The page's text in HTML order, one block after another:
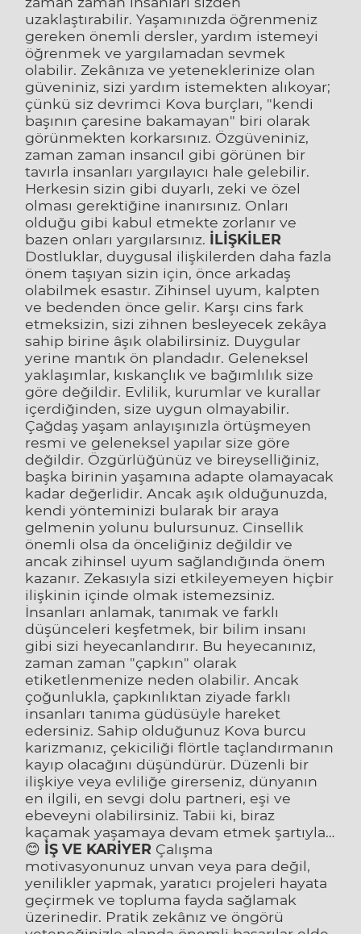
uzaklaştırabilir. Yaşamınızda öğrenmeniz
gereken önemli dersler, yardım istemeyi
öğrenmek ve yargılamadan sevmek
olabilir. Zekânıza ve yeteneklerinize olan
güveniniz, sizi yardım istemekten alıkoyar;
çünkü siz devrimci Kova burçları, "kendi
başının çaresine bakamayan" biri olarak
görünmekten korkarsınız. Özgüveniniz,
zaman zaman insancıl gibi görünen bir
tavırla insanları yargılayıcı hale gelebilir.
Herkesin sizin gibi duyarlı, zeki ve özel
olması gerektiğine inanırsınız. Onları
olduğu gibi kabul etmekte zorlanır ve
bazen onları yargılarsınız. İLİŞKİLER
Dostluklar, duygusal ilişkilerden daha fazla
önem taşıyan sizin için, önce arkadaş
olabilmek esastır. Zihinsel uyum, kalpten
ve bedenden önce gelir. Karşı cins fark
etmeksizin, sizi zihnen besleyecek zekâya
sahip birine âşık olabilirsiniz. Duygular
yerine mantık ön plandadır. Geleneksel
yaklaşımlar, kıskançlık ve bağımlılık size
göre değildir. Evlilik, kurumlar ve kurallar
içerdiğinden, size uygun olmayabilir.
Çağdaş yaşam anlayışınızla örtüşmeyen
resmi ve geleneksel yapılar size göre
değildir. Özgürlüğünüz ve bireyselliğiniz,
başka birinin yaşamına adapte olamayacak
kadar değerlidir. Ancak aşık olduğunuzda,
kendi yönteminizi bularak bir araya
gelmenin yolunu bulursunuz. Cinsellik
önemli olsa da önceliğiniz değildir ve
ancak zihinsel uyum sağlandığında önem
kazanır. Zekasıyla sizi etkileyemeyen hiçbir
ilişkinin içinde olmak istemezsiniz.
İnsanları anlamak, tanımak ve farklı
düşünceleri keşfetmek, bir bilim insanı
gibi sizi heyecanlandırır. Bu heyecanınız,
zaman zaman "çapkın" olarak
etiketlenmenize neden olabilir. Ancak
çoğunlukla, çapkınlıktan ziyade farklı
insanları tanıma güdüsüyle hareket
edersiniz. Sahip olduğunuz Kova burcu
karizmanız, çekiciliği flörtle taçlandırmanın
kayıp olacağını düşündürür. Düzenli bir
ilişkiye veya evliliğe girerseniz, dünyanın
en ilgili, en sevgi dolu partneri, eşi ve
ebeveyni olabilirsiniz. Tabii ki, biraz
kaçamak yaşamaya devam etmek şartıyla…
😊 İŞ VE KARİYER Çalışma
motivasyonunuz unvan veya para değil,
yenilikler yapmak, yaratıcı projeleri hayata
geçirmek ve topluma fayda sağlamak
üzerinedir. Pratik zekânız ve öngörü